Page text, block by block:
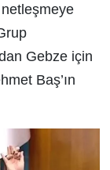
Gebze için
Baş’ın